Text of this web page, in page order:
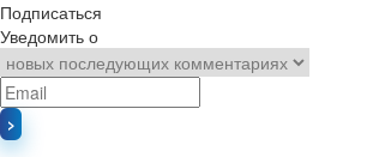
Подписаться
Уведомить о